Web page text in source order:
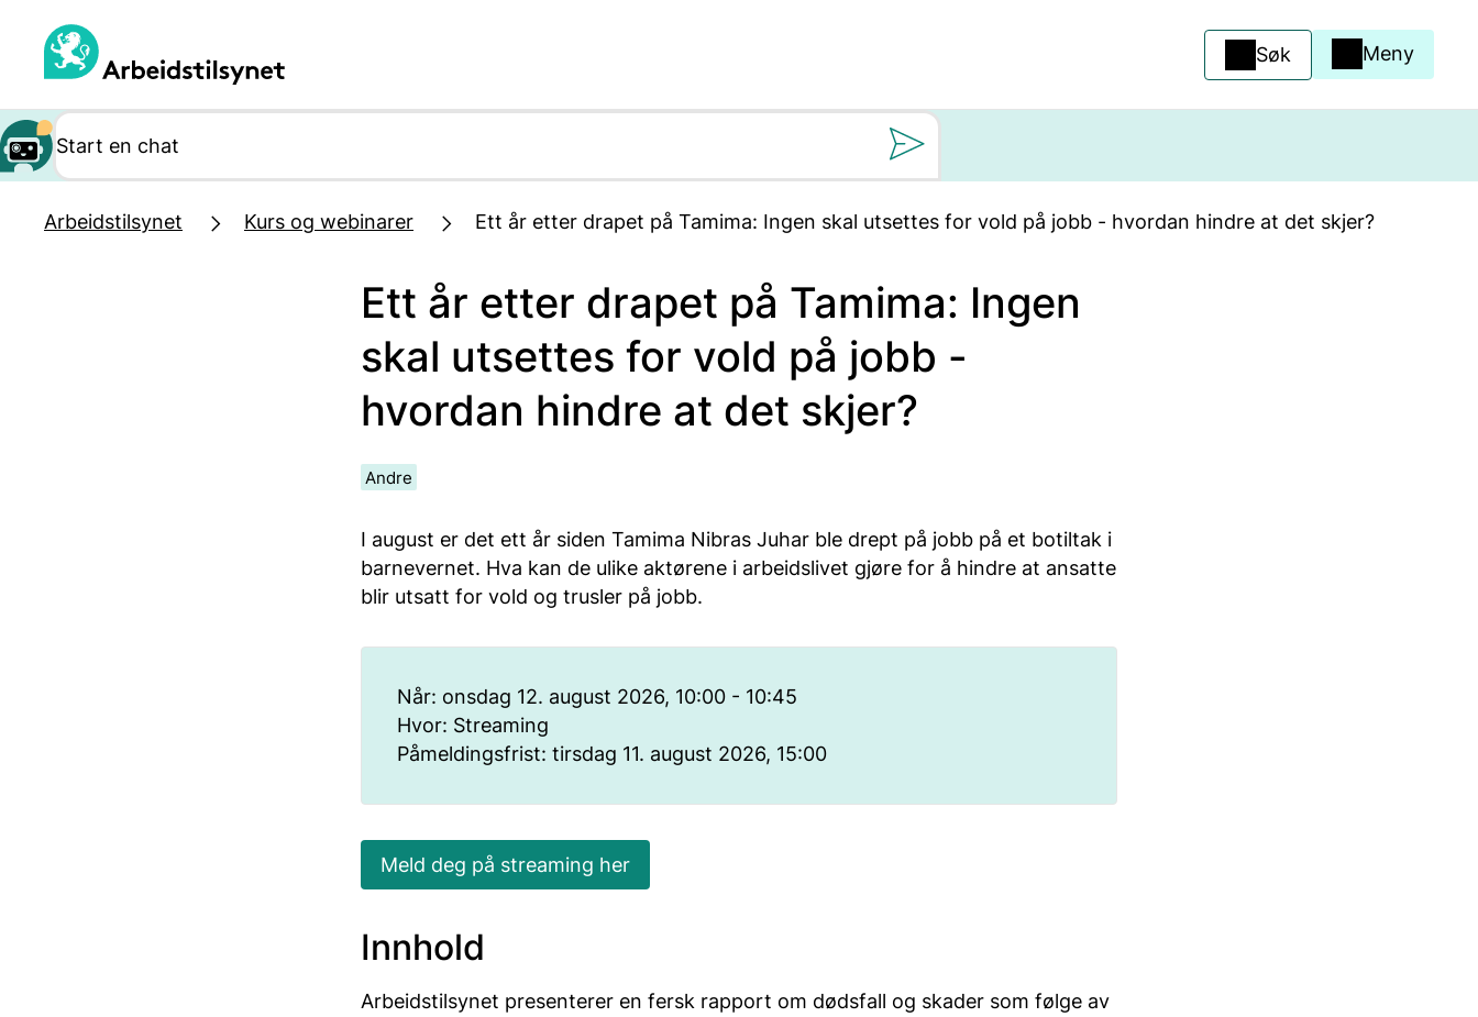
hovedinnhold
Søk Meny
Arbeidstilsynet Kurs og webinarer Ett år etter drapet på Tamima: Ingen skal utsettes for vold på jobb - hvordan hindre at det skjer?
Ett år etter drapet på Tamima: Ingen
skal utsettes for vold på jobb -
hvordan hindre at det skjer?
Andre
I august er det ett år siden Tamima Nibras Juhar ble drept på jobb på et botiltak i
barnevernet. Hva kan de ulike aktørene i arbeidslivet gjøre for å hindre at ansatte
blir utsatt for vold og trusler på jobb.
Når: onsdag 12. august 2026, 10:00 - 10:45
Hvor: Streaming
Påmeldingsfrist: tirsdag 11. august 2026, 15:00
Meld deg på streaming her
Innhold
Arbeidstilsynet presenterer en fersk rapport om dødsfall og skader som følge av